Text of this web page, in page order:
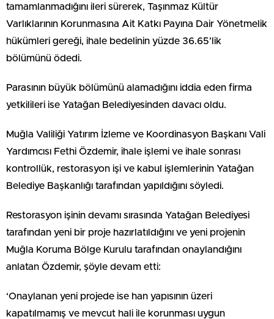
tamamlanmadığını ileri sürerek, Taşınmaz Kültür
Varlıklarının Korunmasına Ait Katkı Payına Dair Yönetmelik
hükümleri gereği, ihale bedelinin yüzde 36.65’lik
bölümünü ödedi.
Parasının büyük bölümünü alamadığını iddia eden firma
yetkilileri ise Yatağan Belediyesinden davacı oldu.
Muğla Valiliği Yatırım İzleme ve Koordinasyon Başkanı Vali
Yardımcısı Fethi Özdemir, ihale işlemi ve ihale sonrası
kontrollük, restorasyon işi ve kabul işlemlerinin Yatağan
Belediye Başkanlığı tarafından yapıldığını söyledi.
Restorasyon işinin devamı sırasında Yatağan Belediyesi
tarafından yeni bir proje hazırlatıldığını ve yeni projenin
Muğla Koruma Bölge Kurulu tarafından onaylandığını
anlatan Özdemir, şöyle devam etti:
‘Onaylanan yeni projede ise han yapısının üzeri
kapatılmamış ve mevcut hali ile korunması uygun